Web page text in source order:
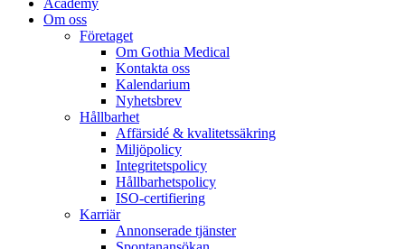
Academy
Om oss
Företaget
Om Gothia Medical
Kontakta oss
Kalendarium
Nyhetsbrev
Hållbarhet
Affärsidé & kvalitetssäkring
Miljöpolicy
Integritetspolicy
Hållbarhetspolicy
ISO-certifiering
Karriär
Annonserade tjänster